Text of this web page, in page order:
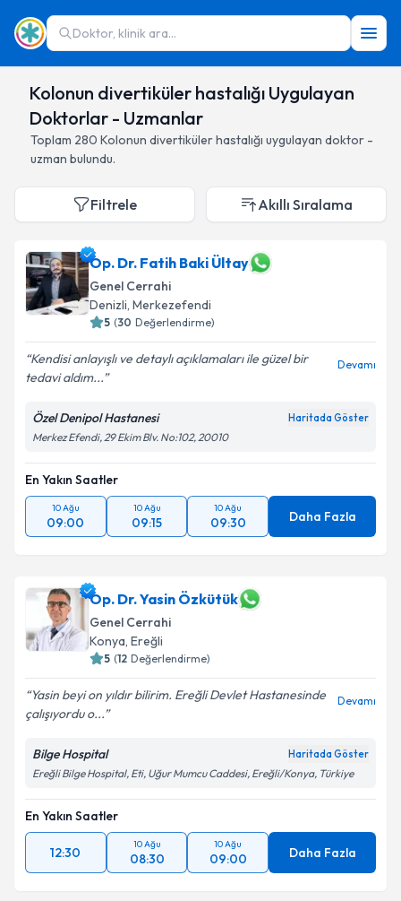
Doktor, klinik ara...
Kolonun divertiküler hastalığı Uygulayan
Doktorlar - Uzmanlar
Toplam 280 Kolonun divertiküler hastalığı uygulayan doktor -
uzman bulundu.
Filtrele Akıllı Sıralama
Op. Dr. Fatih Baki Ültay
Genel Cerrahi
Denizli, Merkezefendi
5 (30 Değerlendirme)
Kendisi anlayışlı ve detaylı açıklamaları ile güzel bir
tedavi aldım...
Devamı
Özel Denipol Hastanesi Haritada Göster
Merkez Efendi, 29 Ekim Blv. No:102, 20010
En Yakın Saatler
10 Ağu
09:00
10 Ağu
09:15
10 Ağu
09:30 Daha Fazla
Op. Dr. Yasin Özkütük
Genel Cerrahi
Konya, Ereğli
5 (12 Değerlendirme)
Yasin beyi on yıldır bilirim. Ereğli Devlet Hastanesinde
çalışıyordu o...
Devamı
Bilge Hospital Haritada Göster
Ereğli Bilge Hospital, Eti, Uğur Mumcu Caddesi, Ereğli/Konya, Türkiye
En Yakın Saatler
12:30
10 Ağu
08:30
10 Ağu
09:00 Daha Fazla